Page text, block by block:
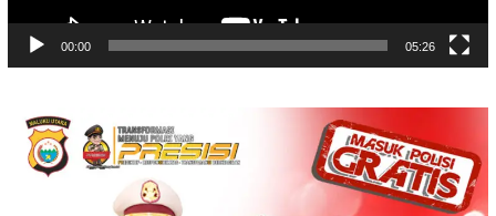
00:00 05:26